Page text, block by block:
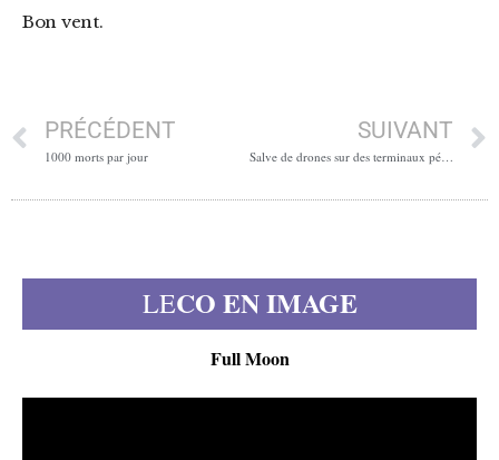
Bon vent.
PRÉCÉDENT
1000 morts par jour
SUIVANT
Salve de drones sur des terminaux pétroliers russes
LECO EN IMAGE
Full Moon